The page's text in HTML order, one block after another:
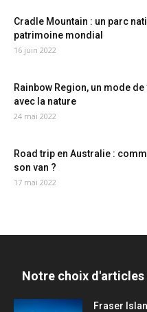
Cradle Mountain : un parc
patrimoine mondial
16 juin 2022
Rainbow Region, un mode
avec la nature
24 mai 2022
Road trip en Australie :
son van ?
17 mai 2022
Notre choix d'articles
Fraser